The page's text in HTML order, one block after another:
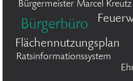
Bürgermeister Marcel Kreutz
Bürgerbüro
Flächennutzungsplan
Ratsinformationssystem